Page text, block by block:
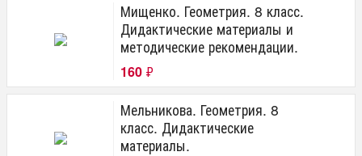
Мищенко. Геометрия. 8 класс.
Дидактические материалы и
методические рекомендации.
160 ₽
Мельникова. Геометрия. 8
класс. Дидактические
материалы.